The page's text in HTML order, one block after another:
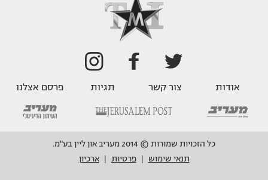
אודות צור קשר תגיות פרסם אצלנו
כל הזכויות שמורות © 2014 מעריב און ליין בע"מ.
תנאי שימוש
פרטיות ארכיון